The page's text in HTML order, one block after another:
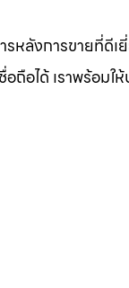
รหลังการขายที่
อถือได้ เราพร้อม